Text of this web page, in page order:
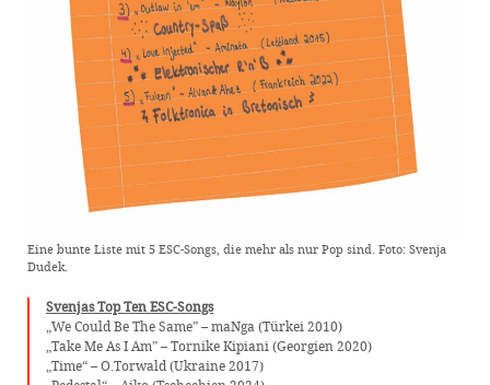
Eine bunte Liste mit 5 ESC-Songs, die mehr als nur Pop sind. Foto: Svenja
Dudek.
Svenjas Top Ten ESC-Songs
„We Could Be The Same” – maNga (Türkei 2010)
„Take Me As I Am” – Tornike Kipiani (Georgien 2020)
„Time“ – O.Torwald (Ukraine 2017)